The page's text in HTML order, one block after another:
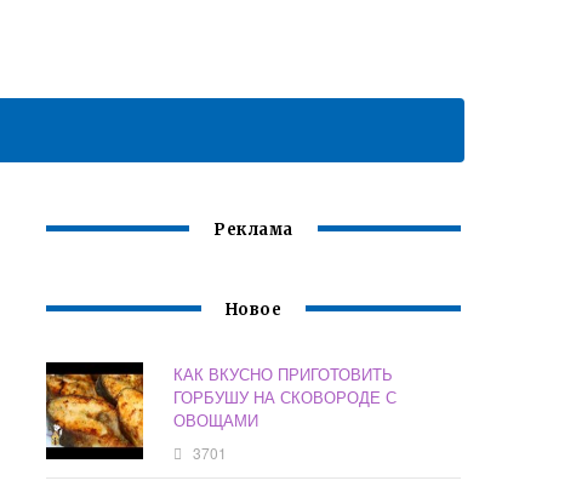
Реклама
Новое
КАК ВКУСНО ПРИГОТОВИТЬ
ГОРБУШУ НА СКОВОРОДЕ С
ОВОЩАМИ
3701